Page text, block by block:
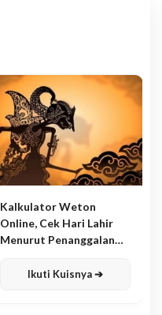
Kalkulator Weton
Online, Cek Hari Lahir
Menurut Penanggalan
Ikuti Kuisnya ➔